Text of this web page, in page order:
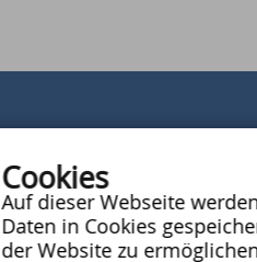
Cookies
Auf dieser Webseite
Daten in Cookies
der Website zu